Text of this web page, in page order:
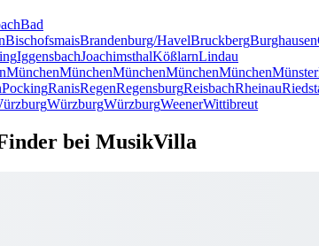
Bad
BischofsmaisBrandenburg/HavelBruckbergBurghausen
IggensbachJoachimsthalKößlarnLindau
MünchenMünchenMünchenMünchenMünchenMünster
PockingRanisRegenRegensburgReisbachRheinau
WürzburgWürzburgWeenerWittibreut
bei MusikVilla